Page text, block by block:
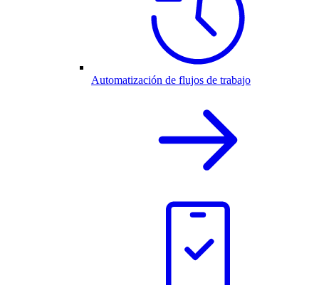
Automatización de flujos de trabajo